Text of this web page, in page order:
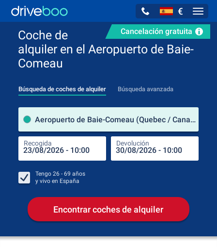
€
Cancelación gratuita
Coche de
alquiler en el Aeropuerto de Baie-
Comeau
Búsqueda de coches de alquiler Búsqueda avanzada
Aeropuerto de Baie-Comeau (Quebec / Canadá)
Recogida Devolución
Tengo 26 - 69 años
y vivo en España
Encontrar coches de alquiler